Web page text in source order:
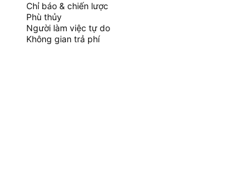
Chỉ báo & chiến lược
Phù thủy
Người làm việc tự do
Không gian trả phí